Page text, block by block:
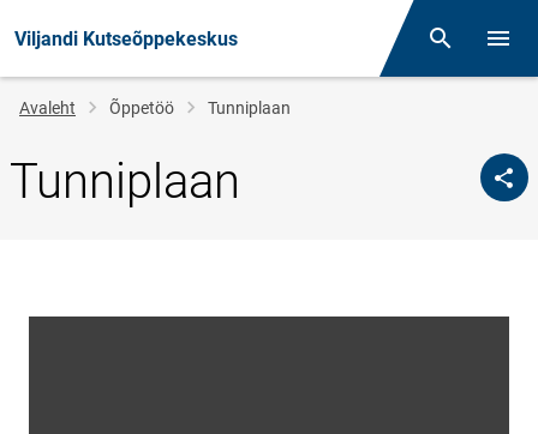
Viljandi Kutseõppekeskus Otsing
Jälglink
Avaleht Õppetöö Tunniplaan
Tunniplaan